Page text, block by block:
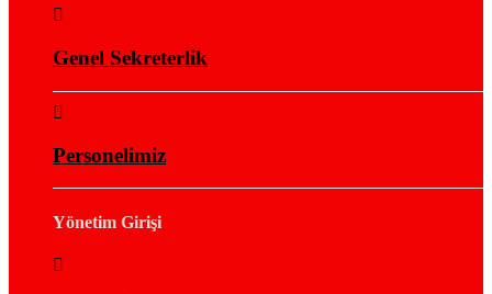
Genel Sekreterlik
Personelimiz
Yönetim Girişi